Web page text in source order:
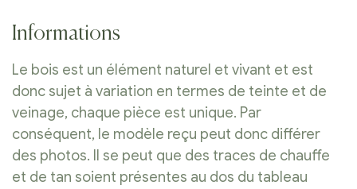
Informations
Le bois est un élément naturel et vivant et est
donc sujet à variation en termes de teinte et de
veinage, chaque pièce est unique. Par
conséquent, le modèle reçu peut donc différer
des photos. Il se peut que des traces de chauffe
et de tan soient présentes au dos du tableau